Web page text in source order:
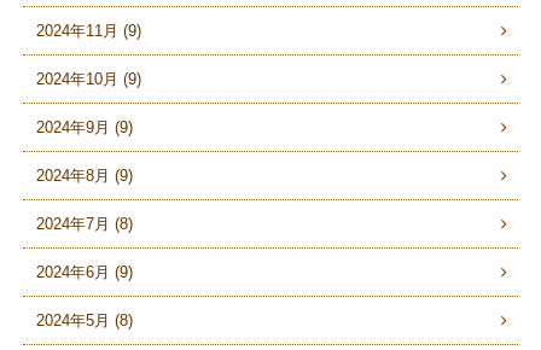
2024年11月 (9)
2024年10月 (9)
2024年9月 (9)
2024年8月 (9)
2024年7月 (8)
2024年6月 (9)
2024年5月 (8)